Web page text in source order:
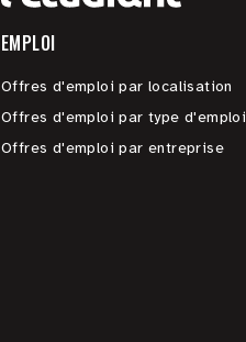
EMPLOI
Offres d'emploi par localisation
Offres d'emploi par type d'emploi
Offres d'emploi par entreprise